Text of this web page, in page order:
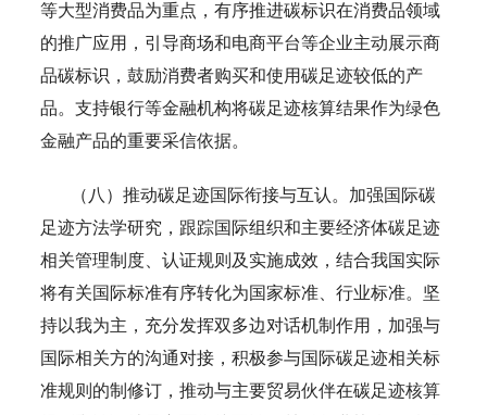
等大型消费品为重点，有序推进碳标识在消费品领域
的推广应用，引导商场和电商平台等企业主动展示商
品碳标识，鼓励消费者购买和使用碳足迹较低的产
品。支持银行等金融机构将碳足迹核算结果作为绿色
金融产品的重要采信依据。
（八）推动碳足迹国际衔接与互认。加强国际碳
足迹方法学研究，跟踪国际组织和主要经济体碳足迹
相关管理制度、认证规则及实施成效，结合我国实际
将有关国际标准有序转化为国家标准、行业标准。坚
持以我为主，充分发挥双多边对话机制作用，加强与
国际相关方的沟通对接，积极参与国际碳足迹相关标
准规则的制修订，推动与主要贸易伙伴在碳足迹核算